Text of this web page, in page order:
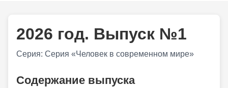
2026 год. Выпуск №1
Серия: Серия «Человек в современном мире»
Содержание выпуска